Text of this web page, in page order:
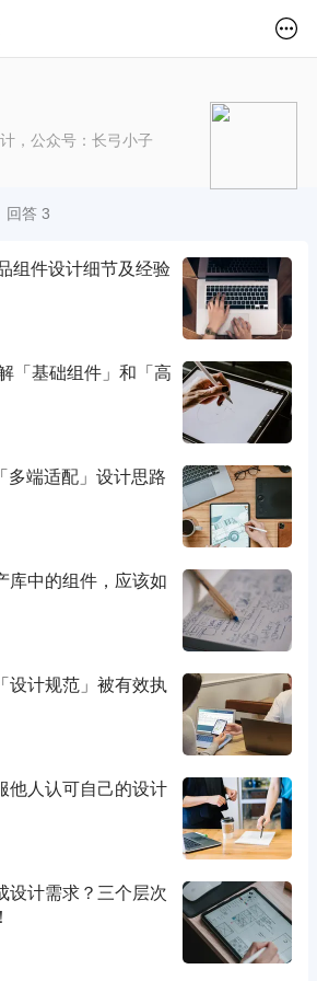
，公众号：长弓小子
回答 3
组件设计细节及经验
「基础组件」和「高
多端适配」设计思路
库中的组件，应该如
设计规范」被有效执
他人认可自己的设计
设计需求？三个层次